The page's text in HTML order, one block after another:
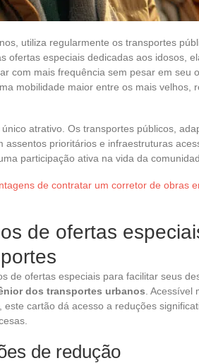
utiliza regularmente os transportes
ofertas especiais dedicadas aos idosos,
com mais frequência sem pesar em seu
mobilidade maior entre os mais velhos,
atrativo. Os transportes públicos,
assentos prioritários e infraestruturas
participação ativa na vida da
de contratar um corretor de obras
de ofertas
de ofertas especiais para facilitar seus
dos transportes urbanos .
cartão dá acesso a reduções
de redução